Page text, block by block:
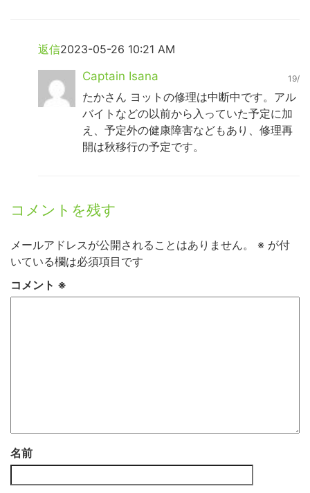
返信2023-05-26 10:21 AM
Captain Isana
19/
たかさん ヨットの修理は中断中です。アル
バイトなどの以前から入っていた予定に加
え、予定外の健康障害などもあり、修理再
開は秋移行の予定です。
コメントを残す
メールアドレスが公開されることはありません。 ※ が付
いている欄は必須項目です
コメント ※
名前